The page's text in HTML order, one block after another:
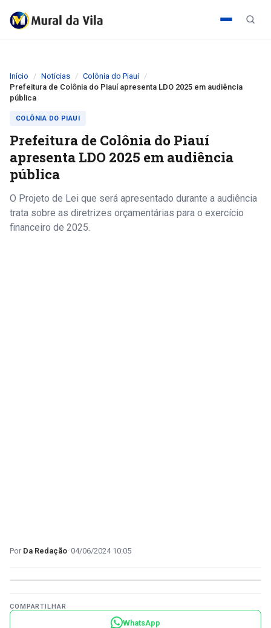
Início Notícias
Colônia do Piaui
Prefeitura de Colônia do Piauí apresenta LDO 2025 em audiência
pública
COLÔNIA DO PIAUI
Prefeitura de Colônia do Piauí
apresenta LDO 2025 em audiência
pública
O Projeto de Lei que será apresentado durante a audiência
trata sobre as diretrizes orçamentárias para o exercício
financeiro de 2025.
Da Redação 04/06/2024 10:05
COMPARTILHAR
WhatsApp